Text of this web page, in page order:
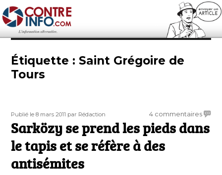
Contre-Info
Étiquette :Saint Grégoire de
Tours
Publié
le
Publié le 8 mars 2011 Auteur
par Rédaction 4 commentairessur
se
Sarközy se prend les pieds dans
le tapis et se réfère à des
antisémites